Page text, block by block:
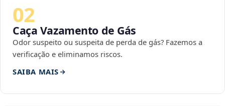
02
Caça Vazamento de Gás
Odor suspeito ou suspeita de perda de gás? Fazemos a
verificação e eliminamos riscos.
SAIBA MAIS